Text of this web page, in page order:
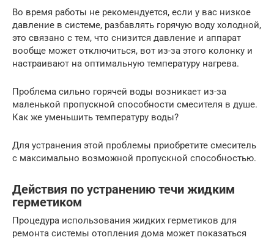
Во время работы не рекомендуется, если у вас низкое
давление в системе, разбавлять горячую воду холодной,
это связано с тем, что снизится давление и аппарат
вообще может отключиться, вот из-за этого колонку и
настраивают на оптимальную температуру нагрева.
Проблема сильно горячей воды возникает из-за
маленькой пропускной способности смесителя в душе.
Как же уменьшить температуру воды?
Для устранения этой проблемы приобретите смеситель
с максимально возможной пропускной способностью.
Действия по устранению течи жидким
герметиком
Процедура использования жидких герметиков для
ремонта системы отопления дома может показаться